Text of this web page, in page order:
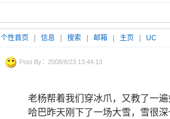
个性首页 信息 搜索 邮箱 主页 UC
Post By：2008/8/23 13:44:13
老杨帮着我们穿冰爪，又教了一遍
哈巴昨天刚下了一场大雪，雪很